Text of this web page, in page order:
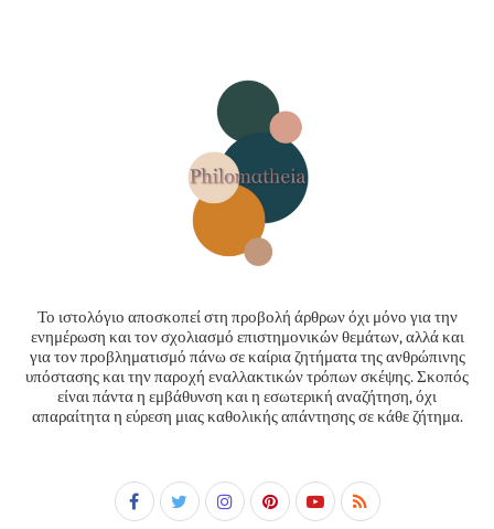
Το ιστολόγιο αποσκοπεί στη προβολή άρθρων όχι μόνο για την
ενημέρωση και τον σχολιασμό επιστημονικών θεμάτων, αλλά και
για τον προβληματισμό πάνω σε καίρια ζητήματα της ανθρώπινης
υπόστασης και την παροχή εναλλακτικών τρόπων σκέψης. Σκοπός
είναι πάντα η εμβάθυνση και η εσωτερική αναζήτηση, όχι
απαραίτητα η εύρεση μιας καθολικής απάντησης σε κάθε ζήτημα.